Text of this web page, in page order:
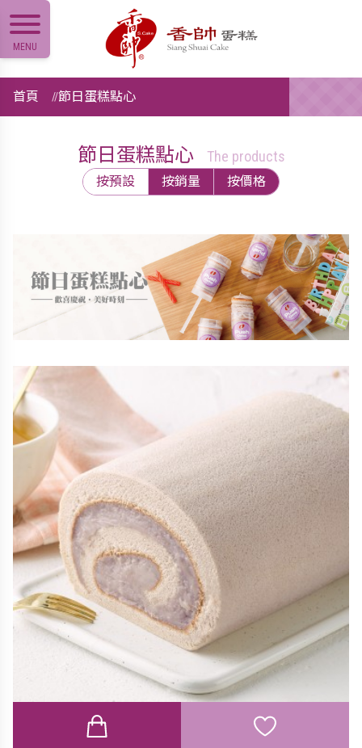
MENU
首頁 節日蛋糕點心
節日蛋糕點心 The products
按預設 按銷量 按價格